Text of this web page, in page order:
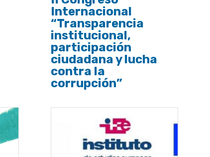
Internacional
“Transparencia
institucional,
participación
ciudadana y lucha
contra la
corrupción”